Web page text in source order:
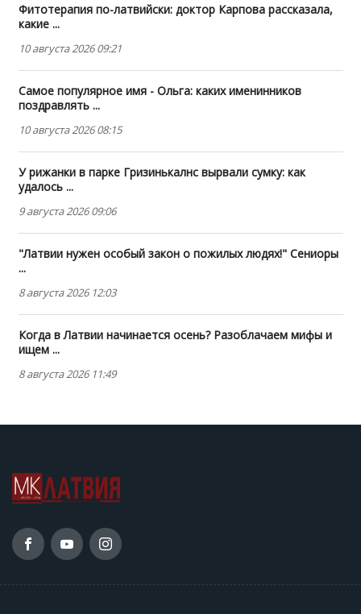
Фитотерапия по-латвийски: доктор Карпова рассказала,
какие ...
10 августа 2026 09:21
Самое популярное имя - Ольга: каких именинников
поздравлять ...
10 августа 2026 08:15
У рижанки в парке Гризинькалнс вырвали сумку: как
удалось ...
9 августа 2026 09:06
"Латвии нужен особый закон о пожилых людях!" Сениоры
...
8 августа 2026 12:03
Когда в Латвии начинается осень? Разоблачаем мифы и
ищем ...
8 августа 2026 11:49